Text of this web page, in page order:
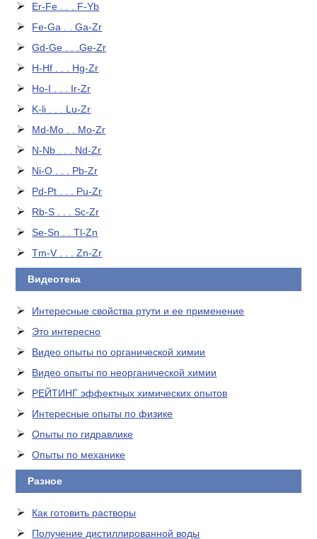
Er-Fe . . . F-Yb
Fe-Ga . . Ga-Zr
Gd-Ge . . .Ge-Zr
H-Hf . . . Hg-Zr
Ho-I . . . Ir-Zr
K-li . . . Lu-Zr
Md-Mo . . Mo-Zr
N-Nb . . . Nd-Zr
Ni-O . . . Pb-Zr
Pd-Pt . . . Pu-Zr
Rb-S . . . Sc-Zr
Se-Sn . . Tl-Zn
Tm-V . . . Zn-Zr
Видеотека
Интересные свойства ртути и ее применение
Это интересно
Видео опыты по органической химии
Видео опыты по неорганической химии
РЕЙТИНГ эффектных химических опытов
Интересные опыты по физике
Опыты по гидравлике
Опыты по механике
Разное
Как готовить растворы
Получение дистиллированной воды